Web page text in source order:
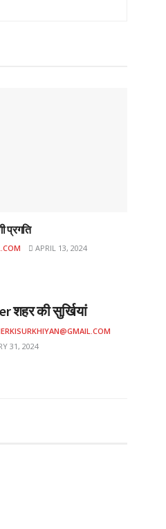
प्रगति
APRIL 13, 2024
शहर की सुर्खियां
31, 2024